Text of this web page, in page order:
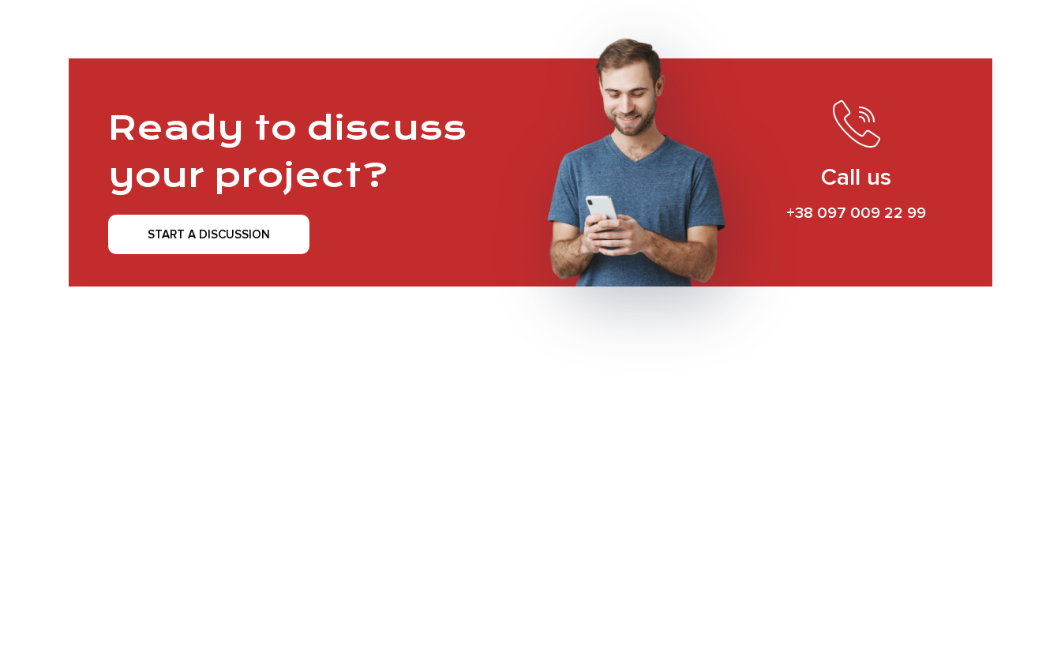
Ready to discuss
your project?
START A DISCUSSION
Call us
+38 097 009 22 99